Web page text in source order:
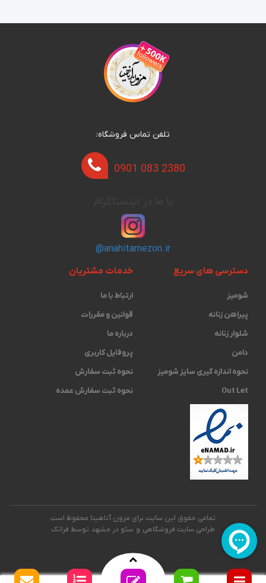
تلفن تماس فروشگاه:
0901 083 2380
@anahitamezon.ir
دسترسی های سریع
شومیز
پیراهن زنانه
شلوار زنانه
دامن
نحوه اندازه گیری ‫سایز شومیز
Out Let
خدمات مشتریان
ارتباط با ما
قوانین و مقررات
درباره ما
پروفایل کاربری
نحوه ثبت سفارش
نحوه ثبت سفارش عمده
تمامی حقوق این سایت برای مزون آناهیتا محفوظ است
طراحی سایت فروشگاهی و سئو در مشهد توسط فراتک